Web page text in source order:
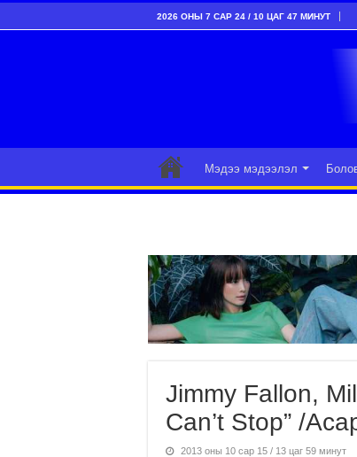
2026 ОНЫ 7 САР 24 / 10 ЦАГ 47 МИНУТ
Мэдээ мэдээлэл
Jimmy Fallon,
Can’t Stop” /
2013 оны 10 сар 15 / 13 цаг 59 минут